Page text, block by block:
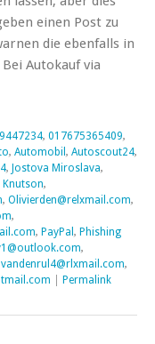
einen Post zu
die ebenfalls in
Autokauf via
, 017675365409,
, Automobil , Autoscout24,
, Jostova Miroslava,
Knutson,
, Olivierden@relxmail.com,
,
, PayPal , Phishing
,
vandenrul4@rlxmail.com,
Permalink